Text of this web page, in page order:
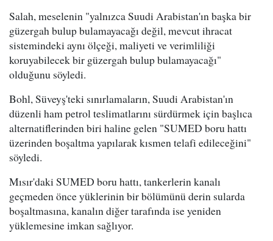
Salah, meselenin "yalnızca Suudi Arabistan'ın başka bir
güzergah bulup bulamayacağı değil, mevcut ihracat
sistemindeki aynı ölçeği, maliyeti ve verimliliği
koruyabilecek bir güzergah bulup bulamayacağı"
olduğunu söyledi.
Bohl, Süveyş'teki sınırlamaların, Suudi Arabistan'ın
düzenli ham petrol teslimatlarını sürdürmek için başlıca
alternatiflerinden biri haline gelen "SUMED boru hattı
üzerinden boşaltma yapılarak kısmen telafi edileceğini"
söyledi.
Mısır'daki SUMED boru hattı, tankerlerin kanalı
geçmeden önce yüklerinin bir bölümünü derin sularda
boşaltmasına, kanalın diğer tarafında ise yeniden
yüklemesine imkan sağlıyor.